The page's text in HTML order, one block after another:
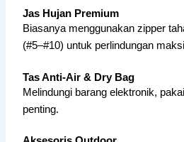
Jas Hujan Premium
Biasanya menggunakan zipper
(#5–#10) untuk perlindungan
Tas Anti-Air & Dry Bag
Melindungi barang elektronik,
penting.